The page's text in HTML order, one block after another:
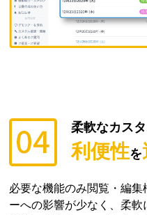
柔軟なカス
利便性を
必要な機能のみ閲覧・編
ーへの影響が少なく、柔